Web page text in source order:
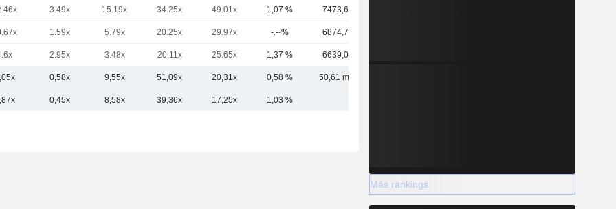
3.49x 15.19x 34.25x 49.01x 1,07 % 7473,66 M
1.59x 5.79x 20.25x 29.97x -.--% 6874,79 M
2.95x 3.48x 20.11x 25.65x 1,37 % 6639,03 M
0,58x 9,55x 51,09x 20,31x 0,58 % 50,61 mil M
0,45x 8,58x 39,36x 17,25x 1,03 %
Más rankings